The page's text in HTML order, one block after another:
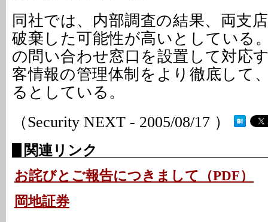
同社では、内部調査の結果、両支
破棄した可能性が高いとしている
の問い合わせ窓口を設置して対応
客情報の管理体制をより徹底して
るとしている。
（Security NEXT - 2005/08/17 ）
関連リンク
お詫びとご報告につきまして（PDF）
岡地証券